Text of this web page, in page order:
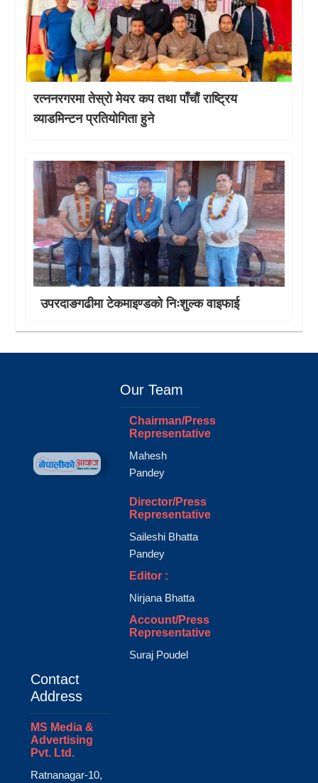
रत्ननरगरमा तेस्राे मेयर कप तथा पाँचौं राष्ट्रिय
व्याडमिन्टन प्रतियोगिता हुने
उपरदाङगढीमा टेकमाइण्डको निःशुल्क वाइफाई
Our Team
Chairman/Press
Representative
Mahesh
Pandey
Director/Press
Representative
Saileshi Bhatta
Pandey
Editor :
Nirjana Bhatta
Account/Press
Representative
Suraj Poudel
Contact
Address
MS Media &
Advertising
Pvt. Ltd.
Ratnanagar-10,